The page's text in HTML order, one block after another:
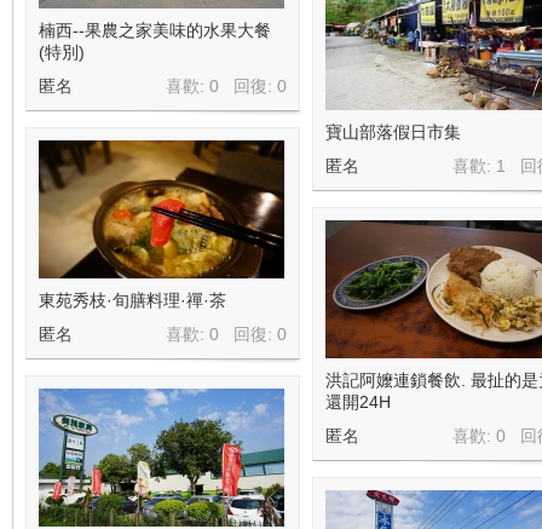
楠西--果農之家美味的水果大餐
(特別)
喜歡: 0 回復: 0
匿名
寶山部落假日市集
喜歡: 1 回
匿名
東苑秀枝·旬膳料理·禪·茶
喜歡: 0 回復: 0
匿名
洪記阿嬤連鎖餐飲. 最扯的是
還開24H
喜歡: 0 回
匿名